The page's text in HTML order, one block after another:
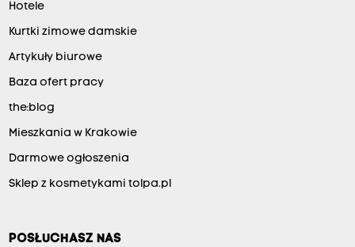
Hotele
Kurtki zimowe damskie
Artykuły biurowe
Baza ofert pracy
the:blog
Mieszkania w Krakowie
Darmowe ogłoszenia
Sklep z kosmetykami tolpa.pl
POSŁUCHASZ NAS